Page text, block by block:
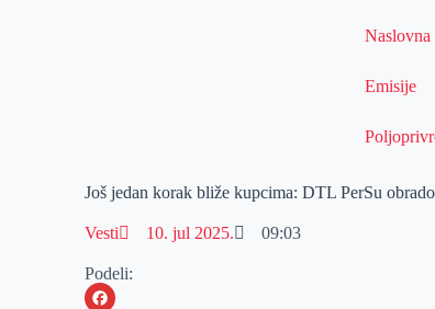
Naslovna
Emisije
Još jedan korak bliže kupcima: DTL PerSu
Vesti 10. jul 2025. 09:03
Podeli: